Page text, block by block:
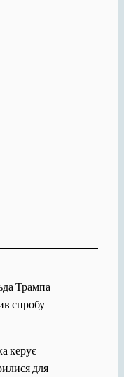
Трампа
спробу
керує
для